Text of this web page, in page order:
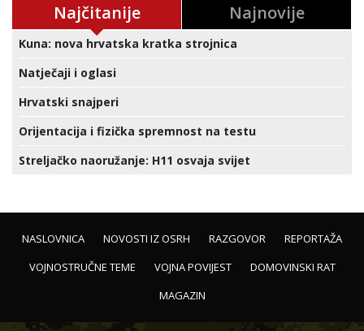
Najčitanije Najnovije
Kuna: nova hrvatska kratka strojnica
Natječaji i oglasi
Hrvatski snajperi
Orijentacija i fizička spremnost na testu
Streljačko naoružanje: H11 osvaja svijet
NASLOVNICA NOVOSTI IZ OSRH RAZGOVOR
REPORTAŽA
VOJNOSTRUČNE TEME
VOJNA POVIJEST
DOMOVINSKI RAT
MAGAZIN